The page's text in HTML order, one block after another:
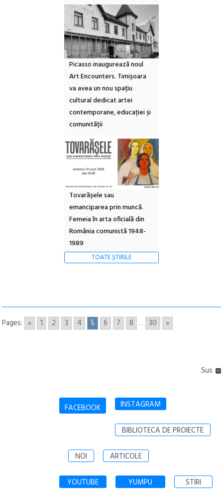
Picasso inaugurează noul
Art Encounters. Timișoara
va avea un nou spațiu
cultural dedicat artei
contemporane, educației și
comunității
Tovarășele sau
emanciparea prin muncă.
Femeia în arta oficială din
România comunistă 1948-
1989
TOATE ȘTIRILE
Pages: « 1 2 3 4 5 6 7 8 ... 30 »
Sus
FACEBOOK INSTAGRAM
BIBLIOTECA DE PROIECTE
NOI ARTICOLE
YOUTUBE YUMPU STIRI